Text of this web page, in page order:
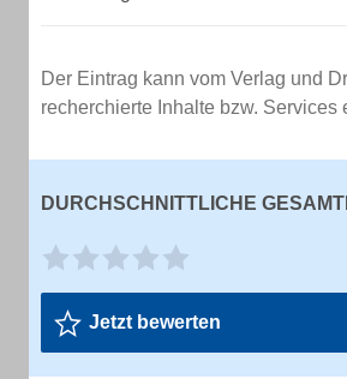
Der Eintrag kann vom Verlag und
recherchierte Inhalte bzw. Services
DURCHSCHNITTLICHE
Jetzt bewerten